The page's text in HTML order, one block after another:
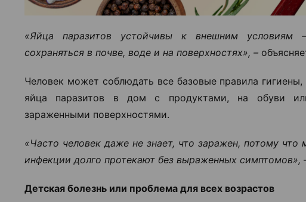
«Яйца паразитов устойчивы к внешним условиям
сохраняться в почве, воде и на поверхностях», –
Человек может соблюдать все базовые правила
яйца паразитов в дом с продуктами, на обуви
зараженными поверхностями.
«Часто человек даже не знает, что заражен, потому что
инфекции долго протекают без выраженных симптомов»,
Детская болезнь или проблема для всех возрастов